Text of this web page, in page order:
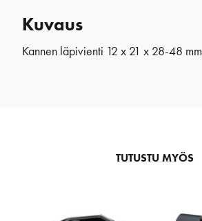
Kuvaus
Kannen läpivienti 12 x 21 x 28-48 mm
TUTUSTU MYÖS